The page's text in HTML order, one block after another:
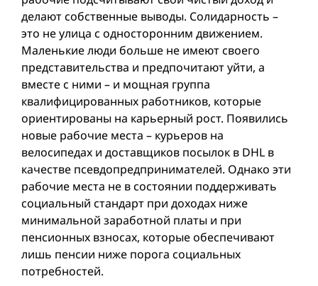
делают собственные выводы. Солидарность –
это не улица с односторонним движением.
Маленькие люди больше не имеют своего
представительства и предпочитают уйти, а
вместе с ними – и мощная группа
квалифицированных работников, которые
ориентированы на карьерный рост. Появились
новые рабочие места – курьеров на
велосипедах и доставщиков посылок в DHL в
качестве псевдопредпринимателей. Однако эти
рабочие места не в состоянии поддерживать
социальный стандарт при доходах ниже
минимальной заработной платы и при
пенсионных взносах, которые обеспечивают
лишь пенсии ниже порога социальных
потребностей.